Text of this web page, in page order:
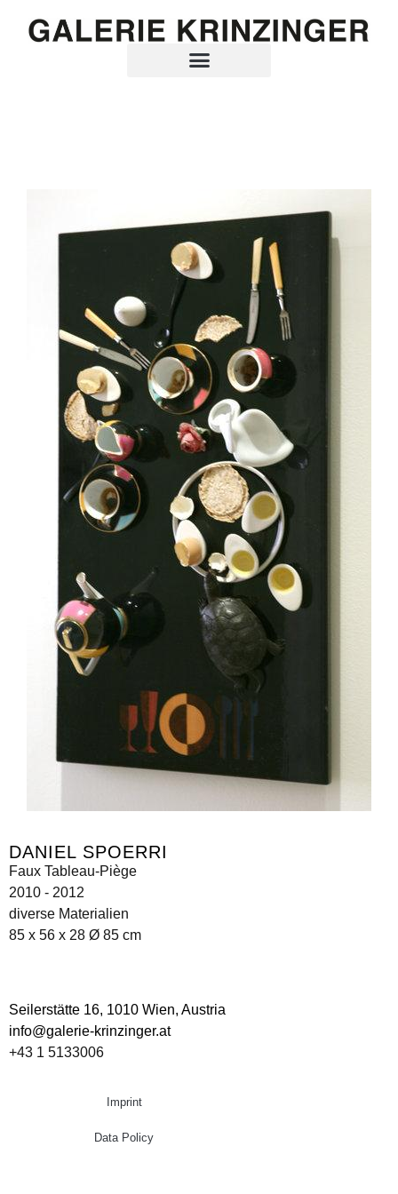
DANIEL SPOERRI
Faux Tableau-Piège
2010 - 2012
diverse Materialien
85 x 56 x 28 Ø 85 cm
Seilerstätte 16, 1010 Wien, Austria
info@galerie-krinzinger.at
+43 1 5133006
Imprint
Data Policy